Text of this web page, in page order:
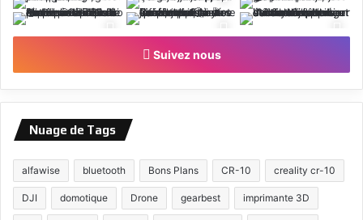
Suivez nous
Nuage de Tags
alfawise bluetooth Bons Plans CR-10 creality cr-10
DJI domotique Drone gearbest imprimante 3D